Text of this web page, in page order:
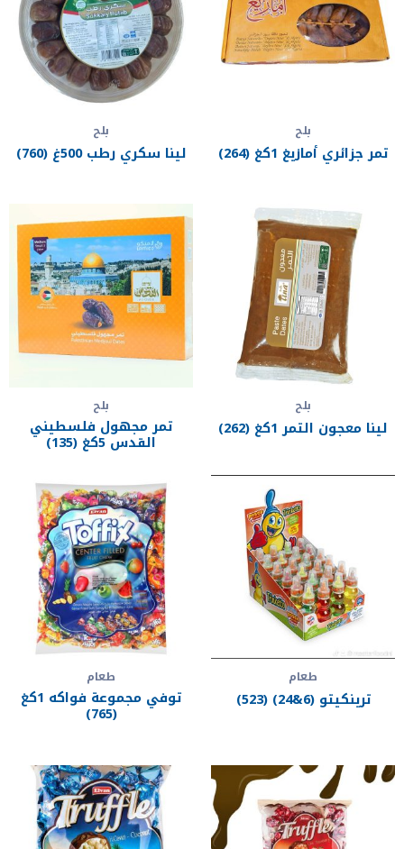
بلح
تمر جزائري أمازيغ 1كغ (264)
بلح
لينا سكري رطب 500غ (760)
بلح
لينا معجون التمر 1كغ (262)
بلح
تمر مجهول فلسطيني
القدس 5كغ (135)
طعام
ترينكيتو (6&24) (523)
طعام
توفي مجموعة فواكه 1كغ
(765)